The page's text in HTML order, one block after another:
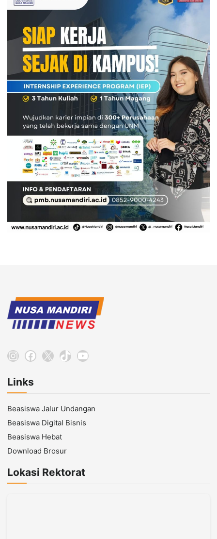
Instagram
Facebook
X TikTokYouTube
Links
Beasiswa Jalur Undangan
Beasiswa Digital Bisnis
Beasiswa Hebat
Download Brosur
Lokasi Rektorat